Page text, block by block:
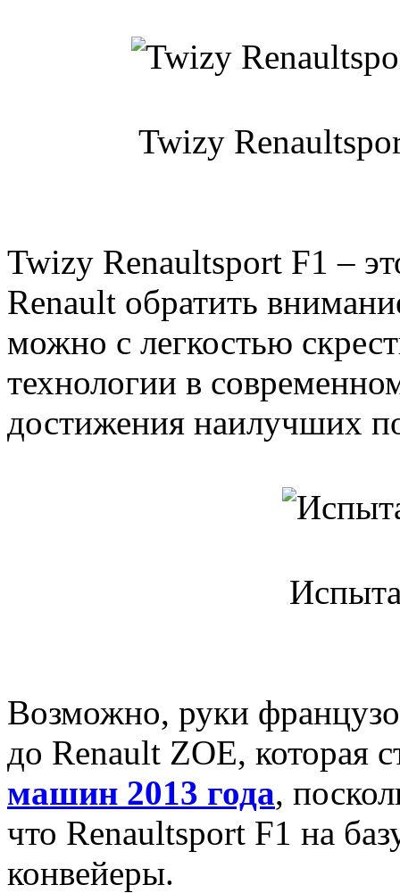
Twizy
Twizy Renaultsport F1 –
Renault обратить
можно с легкостью
технологии в
достижения наилучших
Возможно, руки
до Renault ZOE, которая
машин 2013 года,
что Renaultsport F1 на
конвейеры.